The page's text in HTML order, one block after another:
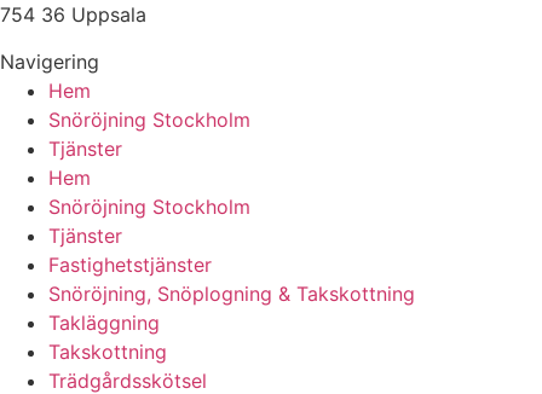
754 36 Uppsala
Navigering
Hem
Snöröjning Stockholm
Tjänster
Hem
Snöröjning Stockholm
Tjänster
Fastighetstjänster
Snöröjning, Snöplogning & Takskottning
Takläggning
Takskottning
Trädgårdsskötsel